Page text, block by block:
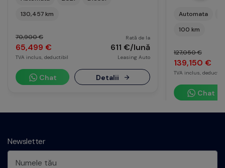
130,457 km
70,900 €
65,499 €
TVA inclus, deductibil
Rată de la
611 €/lună
Leasing Auto
Chat Detalii
Automata
100 km
127,050 €
139,150 €
TVA inclus,
Chat
Newsletter